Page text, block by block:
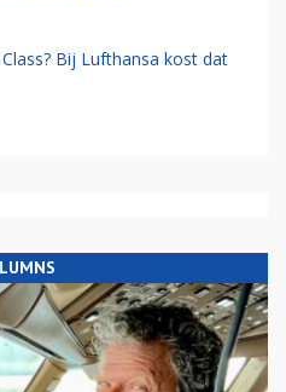
Bij Lufthansa kost dat